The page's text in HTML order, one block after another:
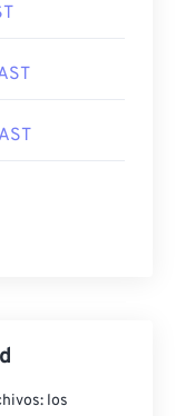
los